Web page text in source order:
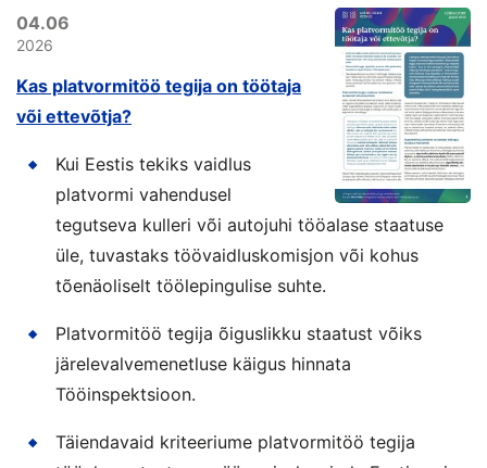
04.06
2026
Kas platvormitöö tegija on töötaja
või ettevõtja?
Kui Eestis tekiks vaidlus
platvormi vahendusel
tegutseva kulleri või autojuhi tööalase staatuse
üle, tuvastaks töövaidluskomisjon või kohus
tõenäoliselt töölepingulise suhte.
Platvormitöö tegija õiguslikku staatust võiks
järelevalvemenetluse käigus hinnata
Tööinspektsioon.
Täiendavaid kriteeriume platvormitöö tegija